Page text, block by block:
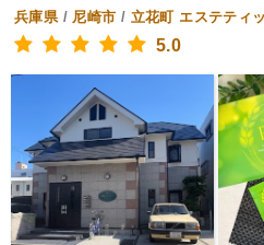
兵庫県/ 尼崎市 / 立花町 エステティ
5.0